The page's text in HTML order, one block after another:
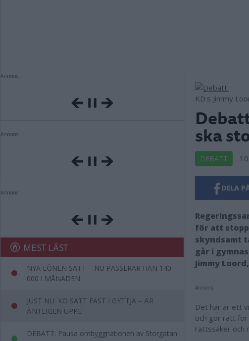
Annons:
Annons:
Annons:
MEST LÄST
NYA LÖNEN SATT – NU PASSERAR HAN 140
000 I MÅNADEN
JUST NU: KO SATT FAST I GYTTJA – ÄR
ÄNTLIGEN UPPE
DEBATT: Pausa ombyggnationen av Storgatan
KD:s Jimmy
ska
DEBATT
DELA
för att
skyndsamt
går i
Jimmy
Annons:
Det här är ett
och gör rätt för
rättssäker och